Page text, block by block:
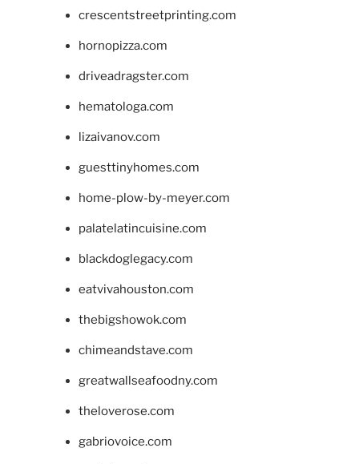
crescentstreetprinting.com
hornopizza.com
driveadragster.com
hematologa.com
lizaivanov.com
guesttinyhomes.com
home-plow-by-meyer.com
palatelatincuisine.com
blackdoglegacy.com
eatvivahouston.com
thebigshowok.com
chimeandstave.com
greatwallseafoodny.com
theloverose.com
gabriovoice.com